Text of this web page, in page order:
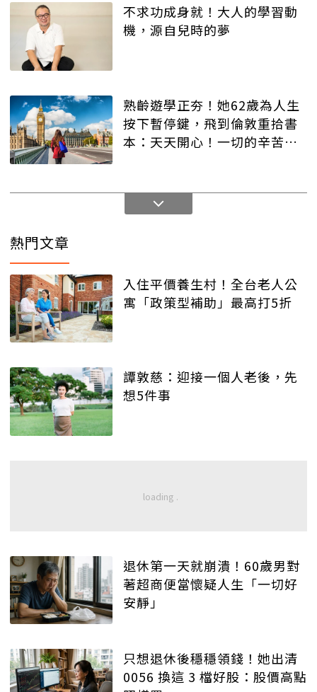
不求功成身就！大人的學習動
機，源自兒時的夢
熟齡遊學正夯！她62歲為人生
按下暫停鍵，飛到倫敦重拾書
本：天天開心！一切的辛苦都
熱門文章
入住平價養生村！全台老人公
寓「政策型補助」最高打5折
譚敦慈：迎接一個人老後，先
想5件事
退休第一天就崩潰！60歲男對
著超商便當懷疑人生「一切好
安靜」
只想退休後穩穩領錢！她出清
0056 換這 3 檔好股：股價高點